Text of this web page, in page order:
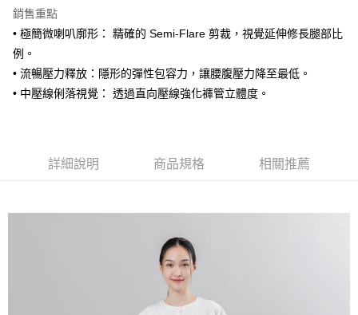
銷售重點
• 極簡微喇叭廓形： 精確的 Semi-Flare 剪裁，視覺延伸修長腿部比
例。
• 流暢壓力釋放：隱形的彈性包容力，讓腰腹壓力降至最低。
• 中壓線俐落視覺： 透過直向壓線強化褲管立體度。
詳細說明 商品規格 相關推薦